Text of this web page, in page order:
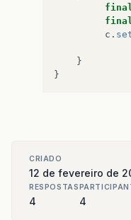
final
final
c .
}
}
CRIADO
12 de fevereiro de
RESPOSTAS
4 4